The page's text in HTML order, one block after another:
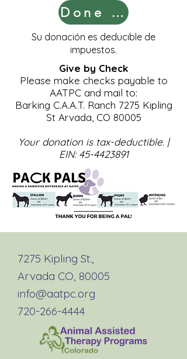
Done ahora
Su donación es deducible de
impuestos.
Give by Check
Please make checks payable to
AATPC and mail to:​
Barking C.A.A.T. Ranch 7275 Kipling
St Arvada, CO 80005​
Your donation is tax-deductible. |
EIN:45-4423891
7275 Kipling St.,
Arvada CO, 80005
info@aatpc.org
720-266-4444